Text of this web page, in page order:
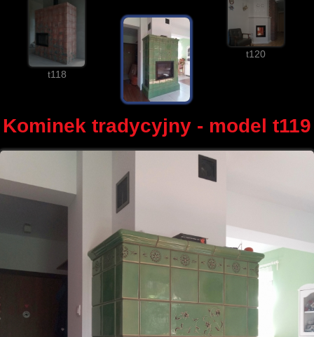
t118
t120
Kominek tradycyjny - model t119